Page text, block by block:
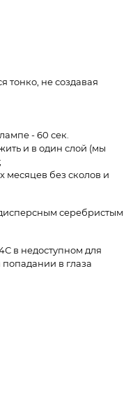
тонко, не создавая
- 60 сек.
и в один слой (мы
месяцев без сколов и
серебристым
в недоступном для
попадании в глаза